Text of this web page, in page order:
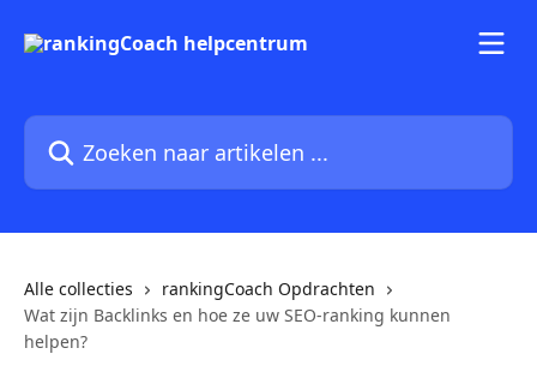
Zoeken naar artikelen ...
Alle collecties
rankingCoach Opdrachten
Wat zijn Backlinks en hoe ze uw SEO-ranking kunnen
helpen?